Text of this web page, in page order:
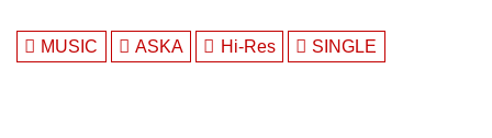
MUSIC ASKA Hi-Res SINGLE